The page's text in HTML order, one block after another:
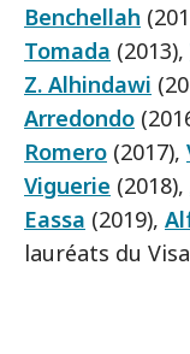
Benchellah
Tomada (2013),
Z. Alhindawi
Arredondo
Romero (2017),
Viguerie (2018),
Eassa (2019),
lauréats du